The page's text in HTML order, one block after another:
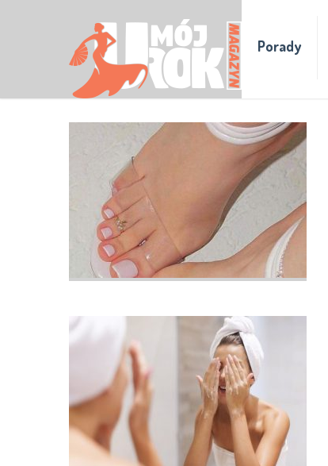
Porady